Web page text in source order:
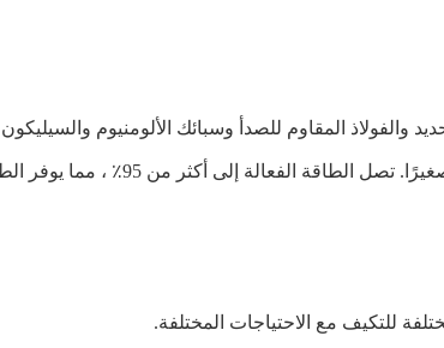
المقاوم للصدأ وسبائك الألومنيوم